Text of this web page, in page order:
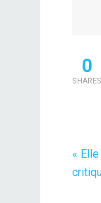
0
SHARES
«